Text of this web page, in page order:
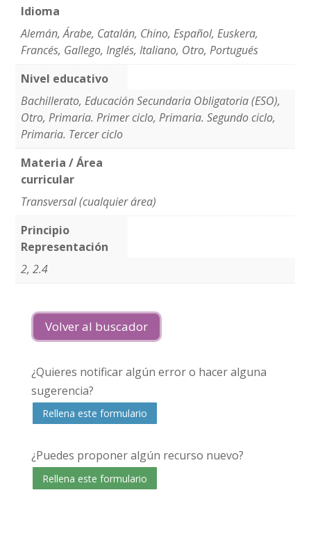
Idioma
Alemán, Árabe, Catalán, Chino, Español, Euskera,
Francés, Gallego, Inglés, Italiano, Otro, Portugués
Nivel educativo
Bachillerato, Educación Secundaria Obligatoria (ESO),
Otro, Primaria. Primer ciclo, Primaria. Segundo ciclo,
Primaria. Tercer ciclo
Materia / Área
curricular
Transversal (cualquier área)
Principio
Representación
2, 2.4
Volver al buscador
¿Quieres notificar algún error o hacer alguna
sugerencia?
Rellena este formulario
¿Puedes proponer algún recurso nuevo?
Rellena este formulario